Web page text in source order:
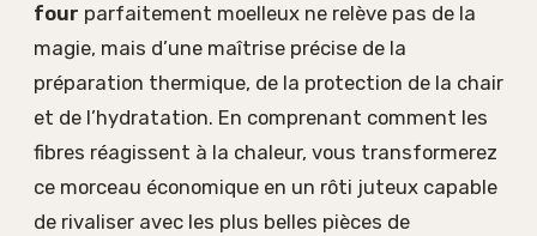
four parfaitement moelleux ne relève pas de la
magie, mais d’une maîtrise précise de la
préparation thermique, de la protection de la chair
et de l’hydratation. En comprenant comment les
fibres réagissent à la chaleur, vous transformerez
ce morceau économique en un rôti juteux capable
de rivaliser avec les plus belles pièces de